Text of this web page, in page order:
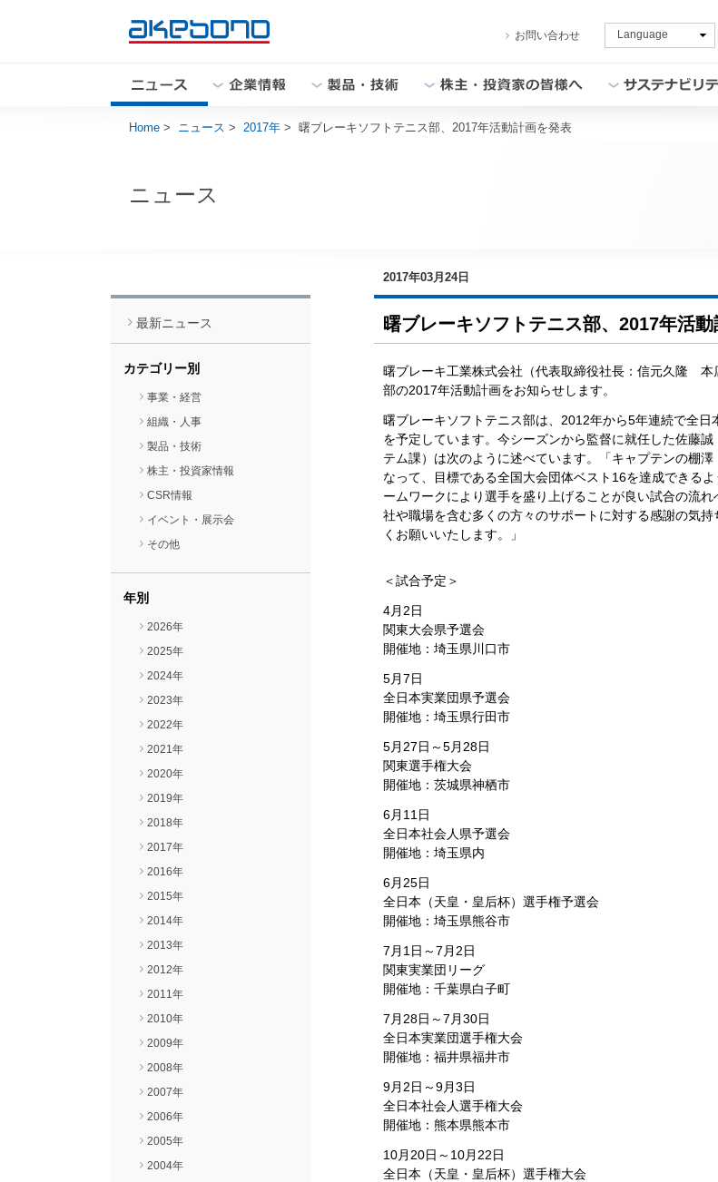
お問い合わせ
閉じる
社長挨拶
曙ブレーキグループの歴史
グループ企業
akebono会社紹介
閉じる
ブレーキを知る
調達
Ai-Museum（ブレーキ博物館）
モビリティショー
閉じる
経営方針
IRカレンダー
akebono用語集
株主・投資家情報に関するお問い合わせ
IRメール配信サービス
免責事項
IRサイトマップ
サステナビリティ方針
CSR社内推進状況
スポーツ活動
新卒採用サイト
Home > ニュース > 2017年 > 曙ブレーキソフトテニス部、2017年活動計画を発表
ニュース
2017年03月24日
曙ブレーキソフトテニス部、2017年活
曙ブレーキ工業株式会社（代表取締役社長：信元久隆
部の2017年活動計画をお知らせします。
曙ブレーキソフトテニス部は、2012年から5年連続で全
を予定しています。今シーズンから監督に就任した佐
テム課）は次のように述べています。「キャプテンの棚
なって、目標である全国大会団体ベスト16を達成できる
ームワークにより選手を盛り上げることが良い試合の流
社や職場を含む多くの方々のサポートに対する感謝の気
くお願いいたします。」
＜試合予定＞
4月2日
関東大会県予選会
開催地：埼玉県川口市
5月7日
全日本実業団県予選会
開催地：埼玉県行田市
5月27日～5月28日
関東選手権大会
開催地：茨城県神栖市
6月11日
全日本社会人県予選会
開催地：埼玉県内
6月25日
全日本（天皇・皇后杯）選手権予選会
開催地：埼玉県熊谷市
7月1日～7月2日
関東実業団リーグ
開催地：千葉県白子町
7月28日～7月30日
全日本実業団選手権大会
開催地：福井県福井市
9月2日～9月3日
全日本社会人選手権大会
開催地：熊本県熊本市
10月20日～10月22日
全日本（天皇・皇后杯）選手権大会
最新ニュース
カテゴリー別
事業・経営
組織・人事
製品・技術
株主・投資家情報
CSR情報
イベント・展示会
その他
年別
2026年
2025年
2024年
2023年
2022年
2021年
2020年
2019年
2018年
2017年
2016年
2015年
2014年
2013年
2012年
2011年
2010年
2009年
2008年
2007年
2006年
2005年
2004年